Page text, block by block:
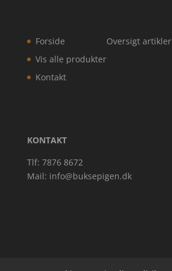
Forside
Vis alle produkter
Kontakt
Oversigt artikler
KONTAKT
Tlf: 7876 8672
Mail: info@buksepigen.dk